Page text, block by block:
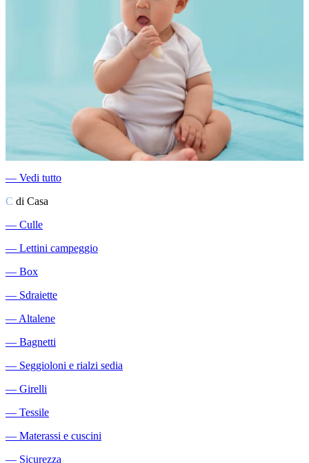
― Vedi tutto
C di Casa
― Culle
― Lettini campeggio
― Box
― Sdraiette
―Altalene
― Bagnetti
― Seggioloni e rialzi sedia
― Girelli
― Tessile
― Materassi e cuscini
― Sicurezza